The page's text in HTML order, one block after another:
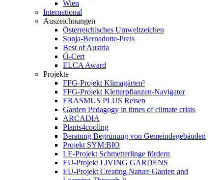
Wien
International
Auszeichnungen
Österreichisches Umweltzeichen
Sonja-Bernadotte-Preis
Best of Austria
Ö-Cert
ELCA Award
Projekte
FFG-Projekt Klimagärten³
FFG-Projekt Kletterpflanzen-Navigator
ERASMUS PLUS Reisen
Garden Pedagogy in times of climate crisis
ARCADIA
Plants4cooling
Beratung Begrünung von Gemeindegebäuden
Projekt SYM:BIO
LE-Projekt Schmetterlinge fördern
EU-Projekt LIVING GARDENS
EU-Projekt Creating Nature Garden and